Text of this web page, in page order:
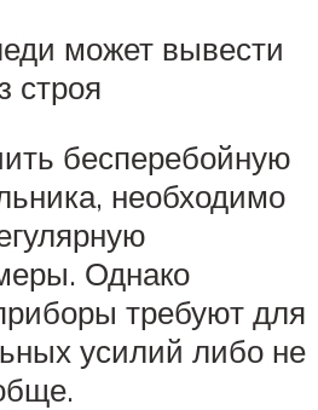
может вывести
строя
бесперебойную
необходимо
Однако
требуют для
усилий либо не